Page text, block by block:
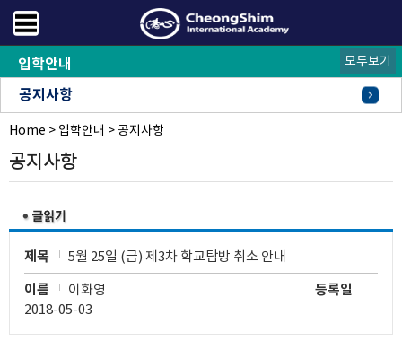
입학안내
공지사항
FAQ
오시는길
모두보기
Home > 입학안내 >공지사항
공지사항
제목
5월 25일 (금) 제3차 학교탐방 취소 안내
이름
이화영
등록일
2018-05-03